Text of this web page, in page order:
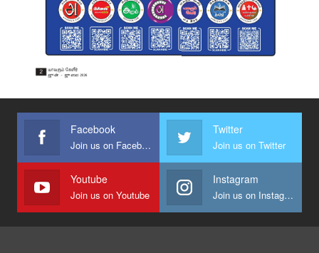
Facebook
Join us on Facebook
Twitter
Join us on Twitter
Youtube
Join us on Youtube
Instagram
Join us on Instagram